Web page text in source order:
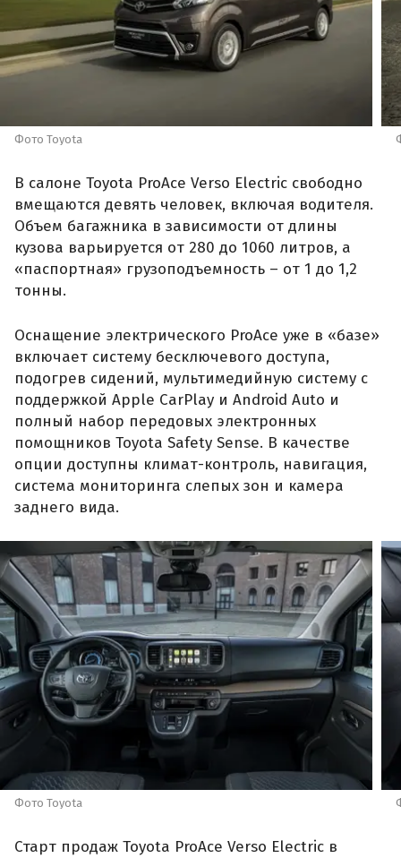
Фото Toyota
В салоне Toyota ProAce Verso Electric свободно
вмещаются девять человек, включая водителя.
Объем багажника в зависимости от длины
кузова варьируется от 280 до 1060 литров, а
«паспортная» грузоподъемность – от 1 до 1,2
тонны.
Оснащение электрического ProAce уже в «базе»
включает систему бесключевого доступа,
подогрев сидений, мультимедийную систему с
поддержкой Apple CarPlay и Android Auto и
полный набор передовых электронных
помощников Toyota Safety Sense. В качестве
опции доступны климат-контроль, навигация,
система мониторинга слепых зон и камера
заднего вида.
Фото Toyota
Старт продаж Toyota ProAce Verso Electric в